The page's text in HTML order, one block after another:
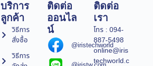
บริการ
ลูกค้า
วิธีการ
สั่งซื้อ
วิธีการ
ติดต่อ
ออนไล
น์
@iristechworld
ติดต่อ
เรา
โทร : 094-
887-5498
online@iris
techworld.c